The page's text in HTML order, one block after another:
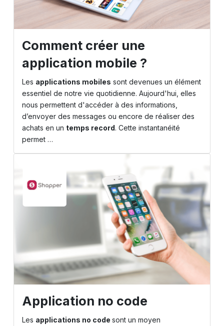
Comment créer une
application mobile ?
Les applications mobiles sont devenues un élément
essentiel de notre vie quotidienne. Aujourd'hui, elles
nous permettent d'accéder à des informations,
d’envoyer des messages ou encore de réaliser des
achats en un temps record. Cette instantanéité
permet …
Application no code
Les applications no code sont un moyen